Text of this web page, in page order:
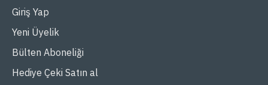
Giriş Yap
Yeni Üyelik
Bülten Aboneliği
Hediye Çeki Satın al